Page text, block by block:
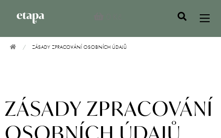
ZÁSADY ZPRACOVÁNÍ OSOBNÍCH ÚDAJŮ
ZÁSADY ZPRACOVÁNÍ